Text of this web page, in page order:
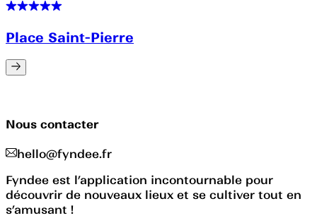
Place Saint-Pierre
Nous contacter
hello@fyndee.fr
Fyndee est l’application incontournable pour
découvrir de nouveaux lieux et se cultiver tout en
s’amusant !